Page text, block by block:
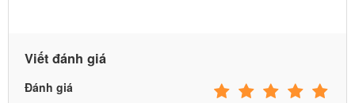
Viết đánh giá
Đánh giá